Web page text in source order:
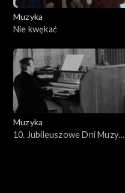
Muzyka
Nie kwękać
Muzyka
10. Jubileuszowe Dni Muzyki